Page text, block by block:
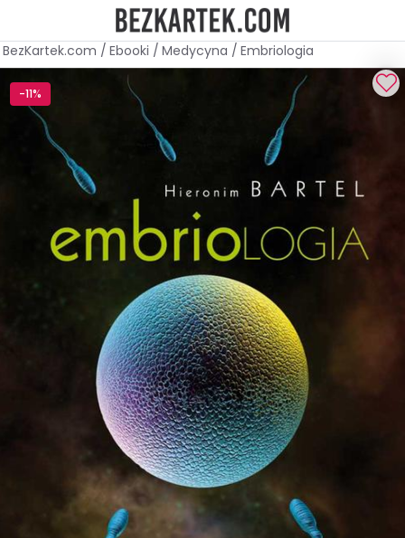
BezKartek.com / Ebooki / Medycyna / Embriologia
-11%